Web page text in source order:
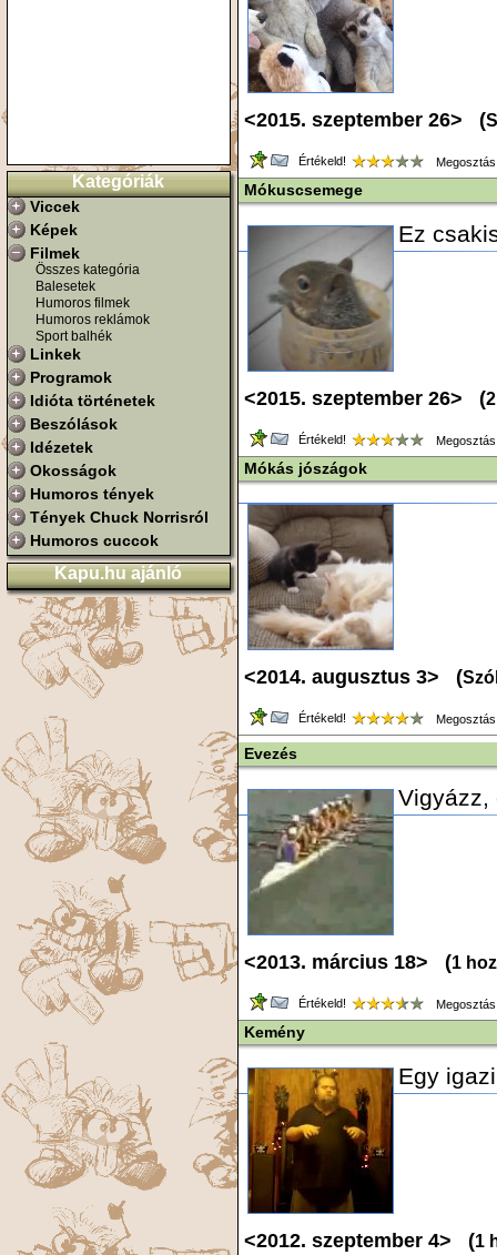
Kategóriák
Viccek
Képek
Filmek
Összes kategória
Balesetek
Humoros filmek
Humoros reklámok
Sport balhék
Linkek
Programok
Idióta történetek
Beszólások
Idézetek
Okosságok
Humoros tények
Tények Chuck Norrisról
Humoros cuccok
Kapu.hu ajánló
<2015. szeptember 26> (
Értékeld!
Mókuscsemege
Ez
<2015. szeptember 26> (
Értékeld!
Mókás jószágok
<2014. augusztus 3> (
Értékeld!
Evezés
Vigyázz,
<2013. március 18> (1
Értékeld!
Kemény
Egy
<2012. szeptember 4> (1